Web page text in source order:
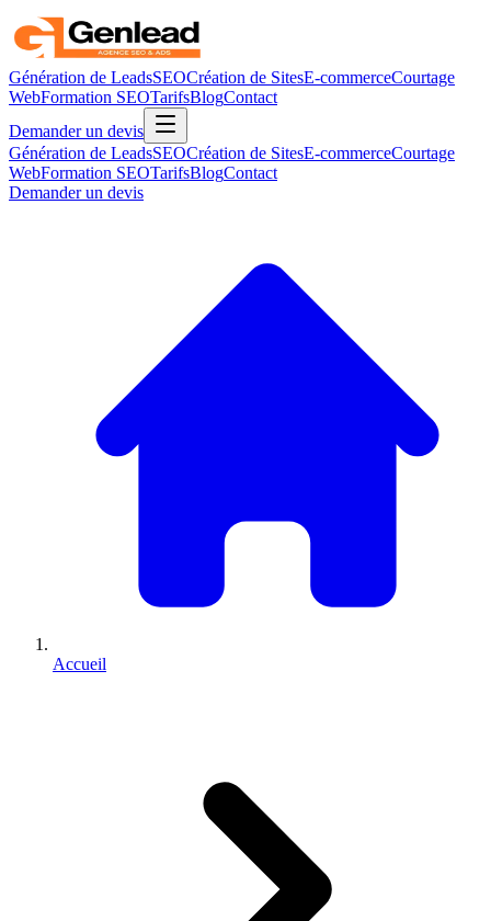
Génération de LeadsSEOCréation de SitesE-commerceCourtage
WebFormation SEOTarifsBlogContact
Demander un devis
Génération de LeadsSEOCréation de SitesE-commerceCourtage
WebFormation SEOTarifsBlogContact
Demander un devis
Accueil